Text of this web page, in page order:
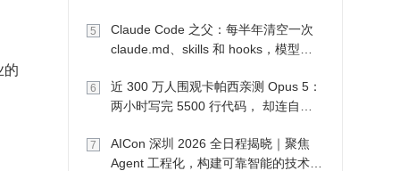
的
5
Claude Code 之父：每半年清空一次
claude.md、skills 和 hooks，模型自
6
近 300 万人围观卡帕西亲测 Opus 5：
两小时写完 5500 行代码， 却连自己
7
AICon 深圳 2026 全日程揭晓｜聚焦
Agent 工程化，构建可靠智能的技术路